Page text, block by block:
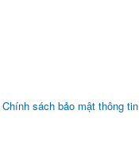
Chính sách bảo mật thông tin